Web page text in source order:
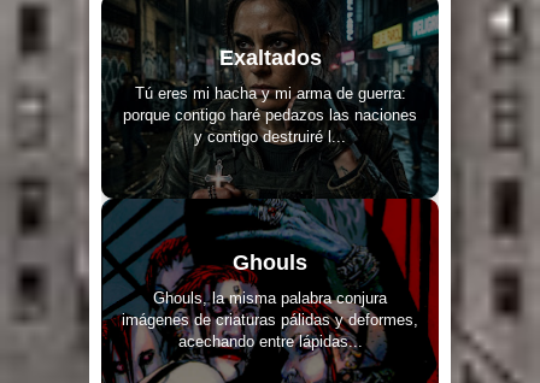
Exaltados
Tú eres mi hacha y mi arma de guerra:
porque contigo haré pedazos las naciones
y contigo destruiré l...
Ghouls
Ghouls, la misma palabra conjura
imágenes de criaturas pálidas y deformes,
acechando entre lápidas...